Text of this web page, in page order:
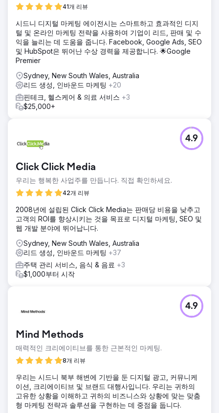
에이전시 페이지로 이동
41개 리뷰
시드니 디지털 마케팅 에이전시는 스마트하고 효과적인 디지
털 및 온라인 마케팅 전략을 사용하여 기업이 리드, 판매 및 수
익을 늘리는 데 도움을 줍니다. Facebook, Google Ads, SEO
및 HubSpot은 뛰어난 수상 경력을 제공합니다. 🌟Google
Premier
Sydney, New South Wales, Australia
리드 생성, 인바운드 마케팅 +20
핀테크, 헬스케어 & 의료 서비스 +3
$25,000+
Click Click Media
우리는 행복한 사업주를 만듭니다. 직접 확인하세요.
42개 리뷰
4.9
2008년에 설립된 Click Click Media는 판매당 비용을 낮추고
고객의 ROI를 향상시키는 것을 목표로 디지털 마케팅, SEO 및
웹 개발 분야에 뛰어납니다.
Sydney, New South Wales, Australia
리드 생성, 인바운드 마케팅 +37
주택 관리 서비스, 음식 & 음료 +3
$1,000부터 시작
Mind Methods
매력적인 크리에이티브를 통한 근본적인 마케팅.
8개 리뷰
4.9
우리는 시드니 북부 해변에 기반을 둔 디지털 광고, 커뮤니케
이션, 크리에이티브 및 브랜드 대행사입니다. 우리는 귀하의
고유한 상황을 이해하고 귀하의 비즈니스와 상황에 맞는 맞춤
형 마케팅 전략과 솔루션을 구현하는 데 중점을 둡니다.